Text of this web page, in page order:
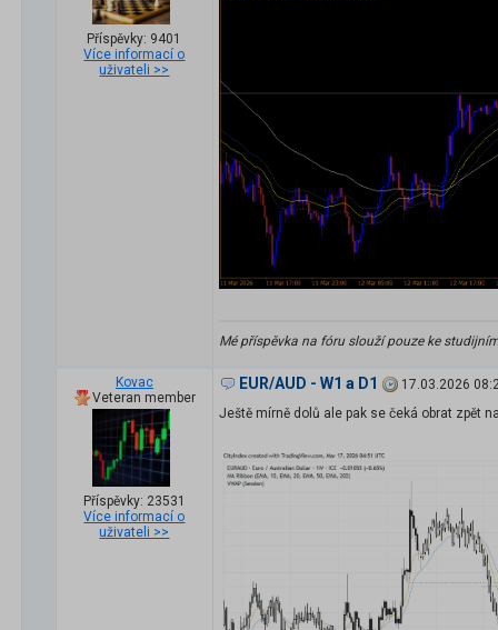
Příspěvky: 9401
Více informací o
uživateli >>
Mé příspěvka na fóru slouží pouze ke
Kovac
Veteran member
Příspěvky: 23531
Více informací o
uživateli >>
EUR/AUD - W1 a D1
17.03.2026
Ještě mírně dolů ale pak se čeká obrat zpět na